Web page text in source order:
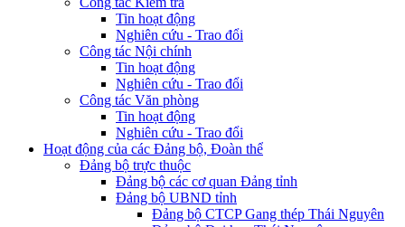
Tin hoạt động
Nghiên cứu - Trao đổi
Công tác Nội chính
Tin hoạt động
Nghiên cứu - Trao đổi
Công tác Văn phòng
Tin hoạt động
Nghiên cứu - Trao đổi
Hoạt động của các Đảng bộ, Đoàn thể
Đảng bộ trực thuộc
Đảng bộ các cơ quan Đảng tỉnh
Đảng bộ UBND tỉnh
Đảng bộ CTCP Gang thép Thái Nguyên